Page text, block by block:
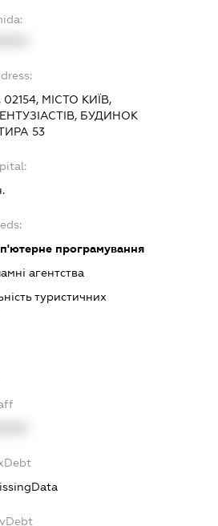
МІСТО КИЇВ,
БУДИНОК
53
програмування
агентства
туристичних